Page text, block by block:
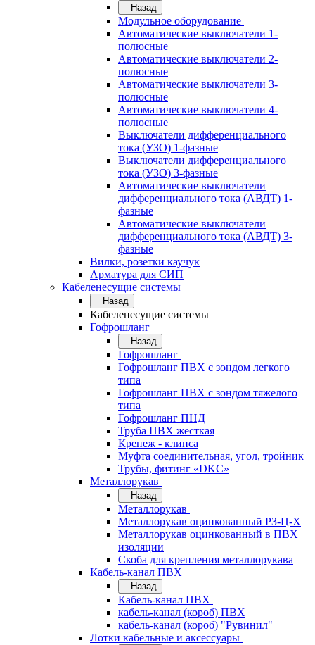
Назад
Модульное оборудование
Автоматические выключатели 1-
полюсные
Автоматические выключатели 2-
полюсные
Автоматические выключатели 3-
полюсные
Автоматические выключатели 4-
полюсные
Выключатели дифференциального
тока (УЗО) 1-фазные
Выключатели дифференциального
тока (УЗО) 3-фазные
Автоматические выключатели
дифференциального тока (АВДТ) 1-
фазные
Автоматические выключатели
дифференциального тока (АВДТ) 3-
фазные
Вилки, розетки каучук
Арматура для СИП
Кабеленесущие системы
Назад
Кабеленесущие системы
Гофрошланг
Назад
Гофрошланг
Гофрошланг ПВХ с зондом легкого
типа
Гофрошланг ПВХ с зондом тяжелого
типа
Гофрошланг ПНД
Труба ПВХ жесткая
Крепеж - клипса
Муфта соединительная, угол, тройник
Трубы, фитинг «DKC»
Металлорукав
Назад
Металлорукав
Металлорукав оцинкованный РЗ-Ц-Х
Металлорукав оцинкованный в ПВХ
изоляции
Скоба для крепления металлорукава
Кабель-канал ПВХ
Назад
Кабель-канал ПВХ
кабель-канал (короб) ПВХ
кабель-канал (короб) "Рувинил"
Лотки кабельные и аксессуары